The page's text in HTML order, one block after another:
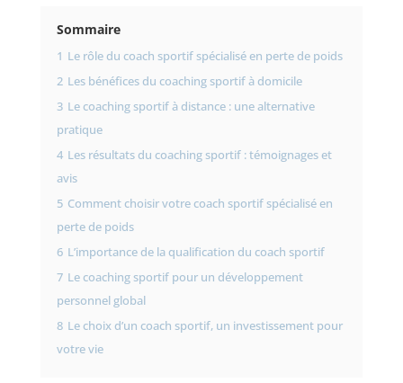
Sommaire
1 Le rôle du coach sportif spécialisé en perte de poids
2 Les bénéfices du coaching sportif à domicile
3 Le coaching sportif à distance : une alternative
pratique
4 Les résultats du coaching sportif : témoignages et
avis
5 Comment choisir votre coach sportif spécialisé en
perte de poids
6 L’importance de la qualification du coach sportif
7 Le coaching sportif pour un développement
personnel global
8 Le choix d’un coach sportif, un investissement pour
votre vie